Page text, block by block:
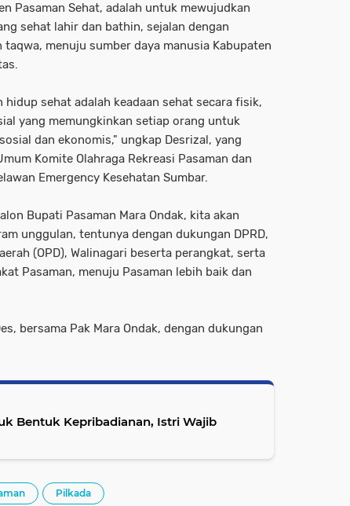
Pasaman Sehat, adalah untuk mewujudkan
sehat lahir dan bathin, sejalan dengan
taqwa, menuju sumber daya manusia Kabupaten
hidup sehat adalah keadaan sehat secara fisik,
yang memungkinkan setiap orang untuk
dan ekonomis," ungkap Desrizal, yang
Komite Olahraga Rekreasi Pasaman dan
Emergency Kesehatan Sumbar.
Bupati Pasaman Mara Ondak, kita akan
unggulan, tentunya dengan dukungan DPRD,
(OPD), Walinagari beserta perangkat, serta
Pasaman, menuju Pasaman lebih baik dan
bersama Pak Mara Ondak, dengan dukungan
Bentuk Kepribadianan, Istri Wajib
Pilkada